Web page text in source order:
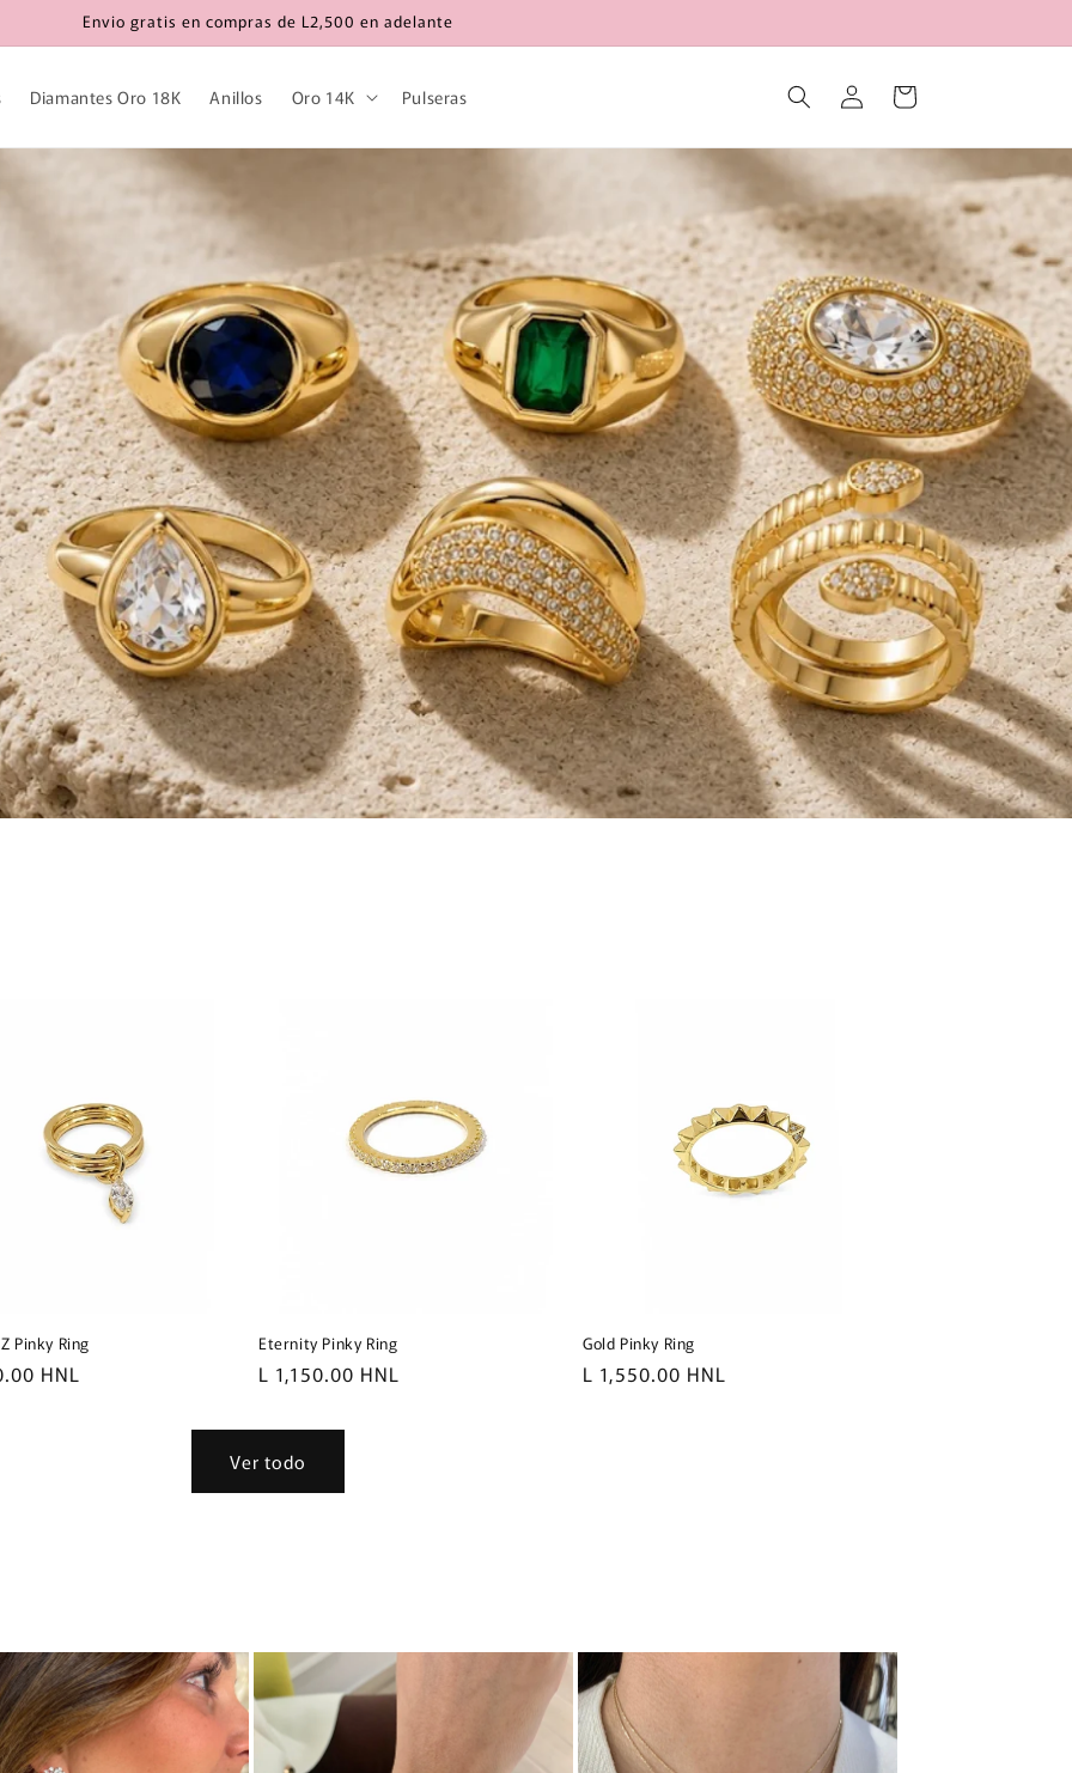
Envio gratis en compras de L2,500 en adelante
Diamantes Oro 18K Anillos Oro 14K Pulseras
Iniciar
sesión
Carrito
Pinky Ring
HNL
Eternity Pinky Ring
Precio
L 1,150.00 HNL
Gold Pinky Ring
Precio
L 1,550.00 HNL
Ver todo